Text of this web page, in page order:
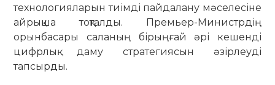
технологияларын тиімді пайдалану мәселесіне
айрықша тоқталды. Премьер-Министрдің
орынбасары саланың бірыңғай әрі кешенді
цифрлық даму стратегиясын әзірлеуді
тапсырды.